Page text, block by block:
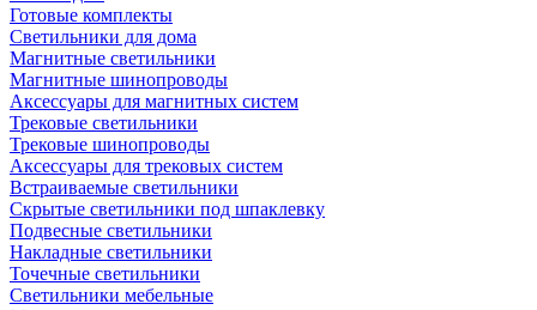
Готовые комплекты
Светильники для дома
Магнитные светильники
Магнитные шинопроводы
Аксессуары для магнитных систем
Трековые светильники
Трековые шинопроводы
Аксессуары для трековых систем
Встраиваемые светильники
Скрытые светильники под шпаклевку
Подвесные светильники
Накладные светильники
Точечные светильники
Светильники мебельные